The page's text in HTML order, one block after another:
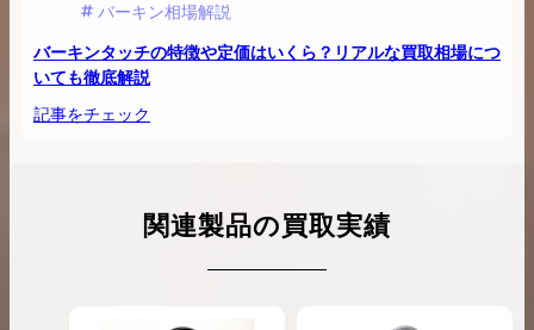
バーキン相場解説
バーキンタッチの特徴や定価はいくら？リアルな買取相場につ
いても徹底解説
記事をチェック
関連製品の買取実績